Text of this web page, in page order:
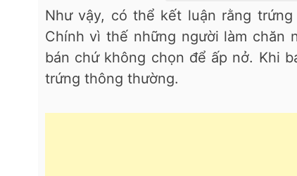
Như vậy, có thể kết luận rằng
Chính vì thế những người làm chăn
bán chứ không chọn để ấp nở. Khi
trứng thông thường.